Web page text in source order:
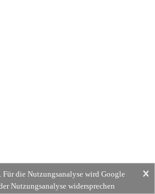
Für die Nutzungsanalyse wird Google
Nutzungsanalyse widersprechen